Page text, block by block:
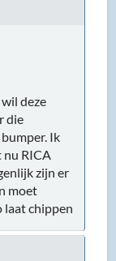
deze
die
Ik
nu RICA
zijn er
moet
laat chippen